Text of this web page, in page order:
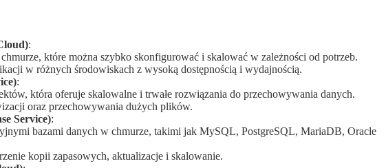
:
które można szybko skonfigurować i skalować w zależności od potrzeb.
w różnych środowiskach z wysoką dostępnością i wydajnością.
:
która oferuje skalowalne i trwałe rozwiązania do przechowywania danych.
oraz przechowywania dużych plików.
Service):
bazami danych w chmurze, takimi jak MySQL, PostgreSQL, MariaDB, Oracle
kopii zapasowych, aktualizacje i skalowanie.